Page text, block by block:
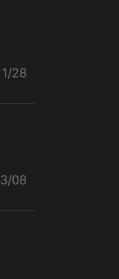
1/28
3/08